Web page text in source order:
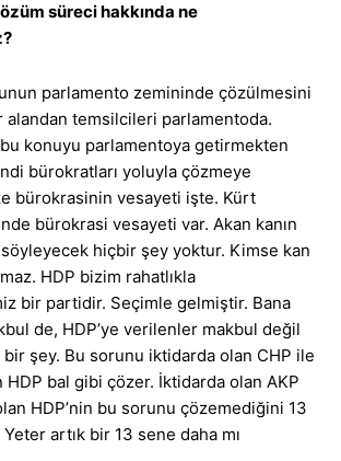
süreci hakkında ne
parlamento zemininde çözülmesini
alandan temsilcileri parlamentoda.
konuyu parlamentoya getirmekten
bürokratları yoluyla çözmeye
bürokrasinin vesayeti işte. Kürt
bürokrasi vesayeti var. Akan kanın
hiçbir şey yoktur. Kimse kan
HDP bizim rahatlıkla
bir partidir. Seçimle gelmiştir. Bana
de, HDP’ye verilenler makbul değil
bir şey. Bu sorunu iktidarda olan CHP ile
bal gibi çözer. İktidarda olan AKP
HDP’nin bu sorunu çözemediğini 13
artık bir 13 sene daha mı